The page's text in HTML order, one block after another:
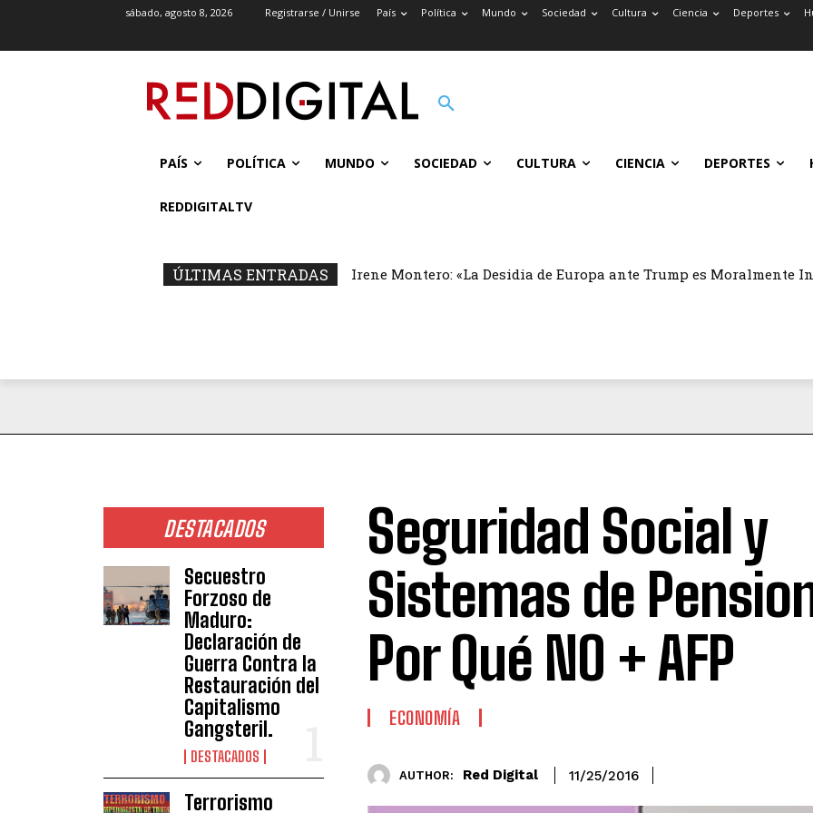
sábado, agosto 8, 2026 Registrarse / Unirse País Política Mundo Sociedad Cultura Ciencia Deportes
PAÍS POLÍTICA MUNDO SOCIEDAD CULTURA CIENCIA DEPORTES
REDDIGITALTV
ÚLTIMAS ENTRADAS Irene Montero: «La Desidia de Europa ante Trump es Moralmente
DESTACADOS
Secuestro
Forzoso de
Maduro:
Declaración de
Guerra Contra la
Restauración del
Capitalismo
Gangsteril.
DESTACADOS
Terrorismo
Seguridad Social y
Sistemas de
Por Qué NO + AFP
ECONOMÍA
AUTHOR: Red Digital 11/25/2016